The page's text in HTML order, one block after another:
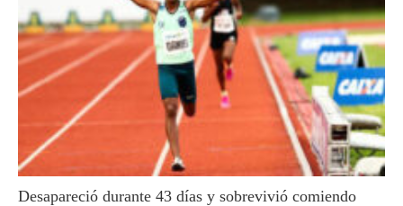
Desapareció durante 43 días y sobrevivió comiendo